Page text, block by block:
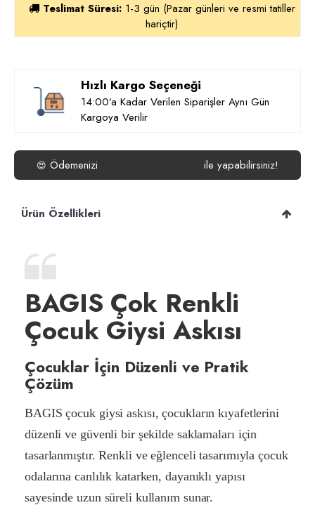
Teslimat Süresi: 1-3 gün (Pazar günleri ve resmi tatiller
hariçtir)
Hızlı Kargo Seçeneği
14:00’a Kadar Verilen Siparişler Aynı Gün
Kargoya Verilir
😍 Ödemenizi ile yapabilirsiniz!
Ürün Özellikleri
BAGIS Çok Renkli
Çocuk Giysi Askısı
Çocuklar İçin Düzenli ve Pratik
Çözüm
BAGIS çocuk giysi askısı, çocukların kıyafetlerini
düzenli ve güvenli bir şekilde saklamaları için
tasarlanmıştır. Renkli ve eğlenceli tasarımıyla çocuk
odalarına canlılık katarken, dayanıklı yapısı
sayesinde uzun süreli kullanım sunar.